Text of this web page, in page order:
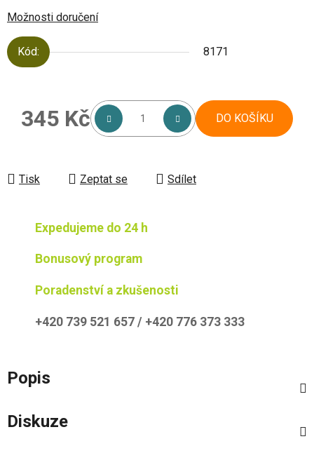
Možnosti doručení
Kód: 8171
345 Kč DO KOŠÍKU
Tisk Zeptat se Sdílet
Expedujeme do 24 h
Bonusový program
Poradenství a zkušenosti
+420 739 521 657 / +420 776 373 333
Popis
Diskuze